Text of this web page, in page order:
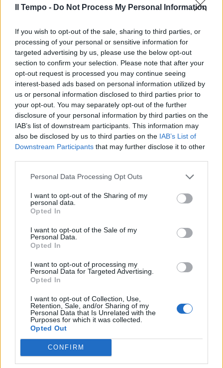
Il Tempo - Do Not Process My Personal Information
If you wish to opt-out of the sale, sharing to third parties, or
processing of your personal or sensitive information for
targeted advertising by us, please use the below opt-out
section to confirm your selection. Please note that after your
opt-out request is processed you may continue seeing
interest-based ads based on personal information utilized by
us or personal information disclosed to third parties prior to
your opt-out. You may separately opt-out of the further
disclosure of your personal information by third parties on the
IAB’s list of downstream participants. This information may
also be disclosed by us to third parties on the IAB’s List of
Downstream Participants that may further disclose it to other
Personal Data Processing Opt Outs
I want to opt-out of the Sharing of my
personal data.
Opted In
I want to opt-out of the Sale of my
Personal Data.
Opted In
I want to opt-out of processing my
Personal Data for Targeted Advertising.
Opted In
I want to opt-out of Collection, Use,
Retention, Sale, and/or Sharing of my
Personal Data that Is Unrelated with the
Purposes for which it was collected.
Opted Out
CONFIRM
In evidenza